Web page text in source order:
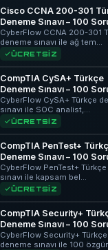
Cisco CCNA 200-301
Deneme Sınavı – 100
CyberFlow
CyberFlow CCNA 200-301
deneme sınavı ile ağ tem…
ÜCRETSİZ
CompTIA CySA+ Türkçe
Deneme Sınavı – 100
CyberFlow
CyberFlow CySA+ Türkçe
sınavı ile SOC analist,…
ÜCRETSİZ
CompTIA PenTest+
Deneme Sınavı – 100
CyberFlow
CyberFlow PenTest+
sınavı ile kapsam bel…
ÜCRETSİZ
CompTIA Security+
Deneme Sınavı – 100
CyberFlow
CyberFlow Security+ Türkçe
deneme sınavı ile 100